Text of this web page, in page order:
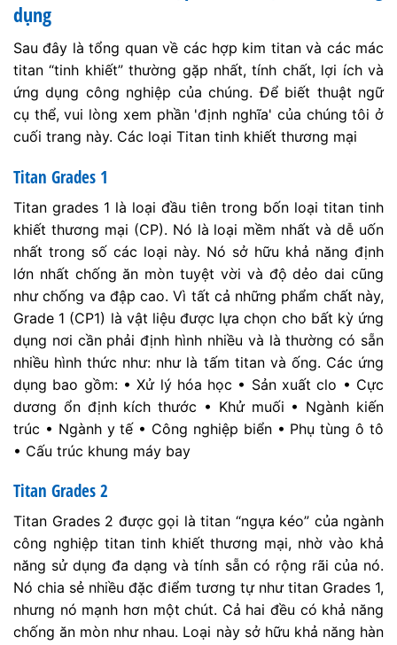
dụng
Sau đây là tổng quan về các hợp kim titan và các mác
titan “tinh khiết” thường gặp nhất, tính chất, lợi ích và
ứng dụng công nghiệp của chúng. Để biết thuật ngữ
cụ thể, vui lòng xem phần 'định nghĩa' của chúng tôi ở
cuối trang này. Các loại Titan tinh khiết thương mại
Titan Grades 1
Titan grades 1 là loại đầu tiên trong bốn loại titan tinh
khiết thương mại (CP). Nó là loại mềm nhất và dễ uốn
nhất trong số các loại này. Nó sở hữu khả năng định
lớn nhất chống ăn mòn tuyệt vời và độ dẻo dai cũng
như chống va đập cao. Vì tất cả những phẩm chất này,
Grade 1 (CP1) là vật liệu được lựa chọn cho bất kỳ ứng
dụng nơi cần phải định hình nhiều và là thường có sẵn
nhiều hình thức như: như là tấm titan và ống. Các ứng
dụng bao gồm: • Xử lý hóa học • Sản xuất clo • Cực
dương ổn định kích thước • Khử muối • Ngành kiến
trúc • Ngành y tế • Công nghiệp biển • Phụ tùng ô tô
• Cấu trúc khung máy bay
Titan Grades 2
Titan Grades 2 được gọi là titan “ngựa kéo” của ngành
công nghiệp titan tinh khiết thương mại, nhờ vào khả
năng sử dụng đa dạng và tính sẵn có rộng rãi của nó.
Nó chia sẻ nhiều đặc điểm tương tự như titan Grades 1,
nhưng nó mạnh hơn một chút. Cả hai đều có khả năng
chống ăn mòn như nhau. Loại này sở hữu khả năng hàn